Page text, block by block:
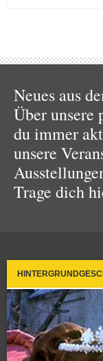
Neues aus
Über unsere
du immer
unsere
Trage dich